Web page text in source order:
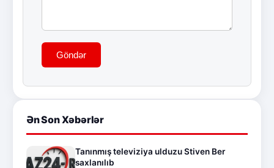
Göndər
Ən Son Xəbərlər
Tanınmış televiziya ulduzu Stiven Ber
saxlanılıb